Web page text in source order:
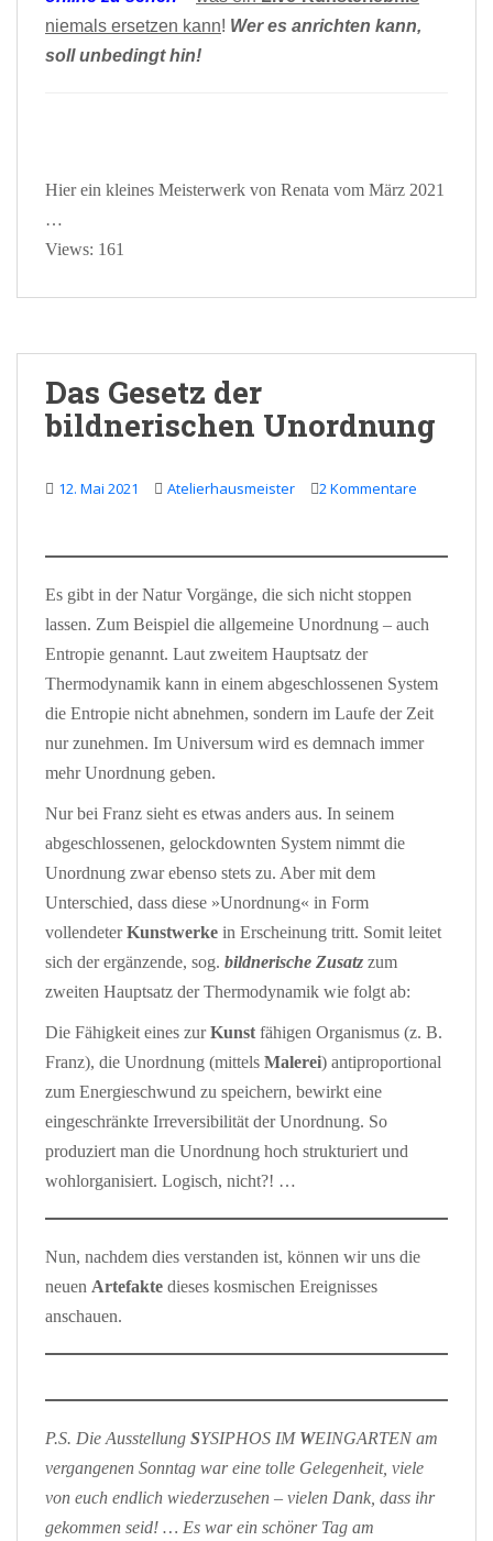
niemals ersetzen kann! Wer es anrichten kann,
soll unbedingt hin!
Hier ein kleines Meisterwerk von Renata vom März 2021
…
Views: 161
Das Gesetz der
bildnerischen Unordnung
12. Mai 2021 Atelierhausmeister 2 Kommentare
Es gibt in der Natur Vorgänge, die sich nicht stoppen
lassen. Zum Beispiel die allgemeine Unordnung – auch
Entropie genannt. Laut zweitem Hauptsatz der
Thermodynamik kann in einem abgeschlossenen System
die Entropie nicht abnehmen, sondern im Laufe der Zeit
nur zunehmen. Im Universum wird es demnach immer
mehr Unordnung geben.
Nur bei Franz sieht es etwas anders aus. In seinem
abgeschlossenen, gelockdownten System nimmt die
Unordnung zwar ebenso stets zu. Aber mit dem
Unterschied, dass diese »Unordnung« in Form
vollendeterKunstwerke in Erscheinung tritt. Somit leitet
sich der ergänzende, sog. bildnerische Zusatz zum
zweiten Hauptsatz der Thermodynamik wie folgt ab:
Die Fähigkeit eines zurKunst fähigen Organismus (z. B.
Franz), die Unordnung (mittels Malerei) antiproportional
zum Energieschwund zu speichern, bewirkt eine
eingeschränkte Irreversibilität der Unordnung. So
produziert man die Unordnung hoch strukturiert und
wohlorganisiert. Logisch, nicht?! …
Nun, nachdem dies verstanden ist, können wir uns die
neuen Artefakte dieses kosmischen Ereignisses
anschauen.
P.S. Die Ausstellung SYSIPHOS IM WEINGARTEN am
vergangenen Sonntag war eine tolle Gelegenheit, viele
von euch endlich wiederzusehen – vielen Dank, dass ihr
gekommen seid! … Es war ein schöner Tag am